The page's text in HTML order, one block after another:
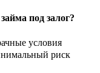
под залог?
условия
риск